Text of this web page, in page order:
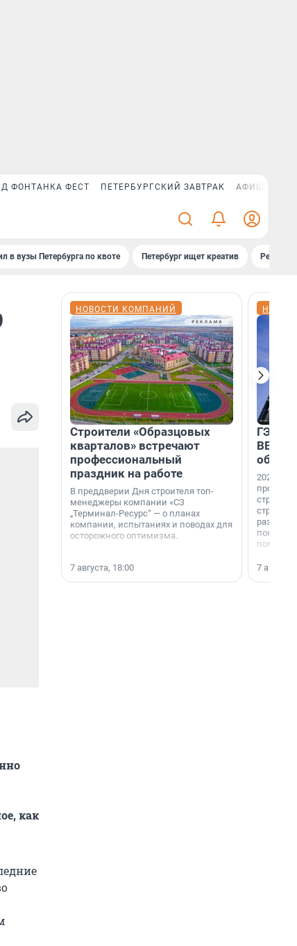
ФОНТАНКА ФЕСТ ПЕТЕРБУРГСКИЙ ЗАВТРАК АФИША PLUS
в вузы Петербурга по квоте Петербург ищет креатив
как
НОВОСТИ КОМПАНИЙ
Строители «Образцовых
кварталов» встречают
профессиональный
праздник на работе
В преддверии Дня строителя топ-
менеджеры компании «СЗ
„Терминал-Ресурс“ — о планах
компании, испытаниях и поводах для
осторожного оптимизма.
7 августа, 18:00
ГЭС,
ВВП: в
об
2026-й —
раз. В
7